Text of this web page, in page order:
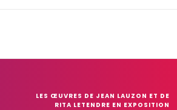
LES ŒUVRES DE JEAN LAUZON ET DE
RITA LETENDRE EN EXPOSITION